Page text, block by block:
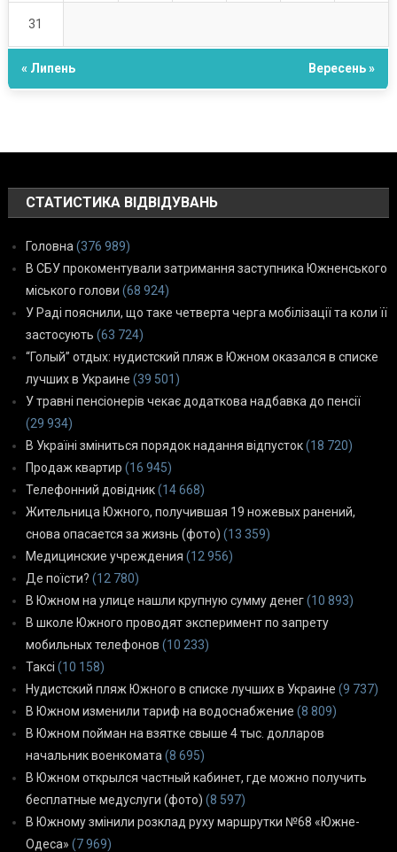
31
« Липень Вересень »
СТАТИСТИКА ВІДВІДУВАНЬ
Головна (376 989)
В СБУ прокоментували затримання заступника Южненського
міського голови (68 924)
У Раді пояснили, що таке четверта черга мобілізації та коли її
застосують (63 724)
“Голый” отдых: нудистский пляж в Южном оказался в списке
лучших в Украине (39 501)
У травні пенсіонерів чекає додаткова надбавка до пенсії
(29 934)
В Україні зміниться порядок надання відпусток(18 720)
Продаж квартир (16 945)
Телефонний довідник(14 668)
Жительница Южного, получившая 19 ножевых ранений,
снова опасается за жизнь (фото) (13 359)
Медицинские учреждения (12 956)
Де поїсти? (12 780)
В Южном на улице нашли крупную сумму денег(10 893)
В школе Южного проводят эксперимент по запрету
мобильных телефонов (10 233)
Таксі (10 158)
Нудистский пляж Южного в списке лучших в Украине (9 737)
В Южном изменили тариф на водоснабжение (8 809)
В Южном пойман на взятке свыше 4 тыс. долларов
начальник военкомата (8 695)
В Южном открылся частный кабинет, где можно получить
бесплатные медуслуги (фото) (8 597)
В Южному змінили розклад руху маршрутки №68 «Южне-
Одеса» (7 969)